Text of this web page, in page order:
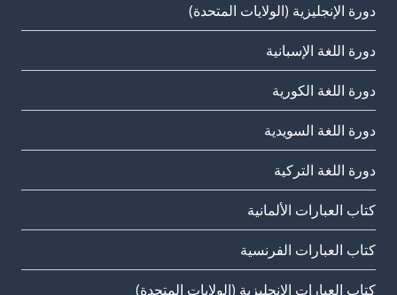
دورة الإنجليزية (الولايات المتحدة)
دورة اللغة الإسبانية
دورة اللغة الكورية
دورة اللغة السويدية
دورة اللغة التركية
كتاب العبارات الألمانية
كتاب العبارات الفرنسية
كتاب العبارات الإنجليزية (الولايات المتحدة)